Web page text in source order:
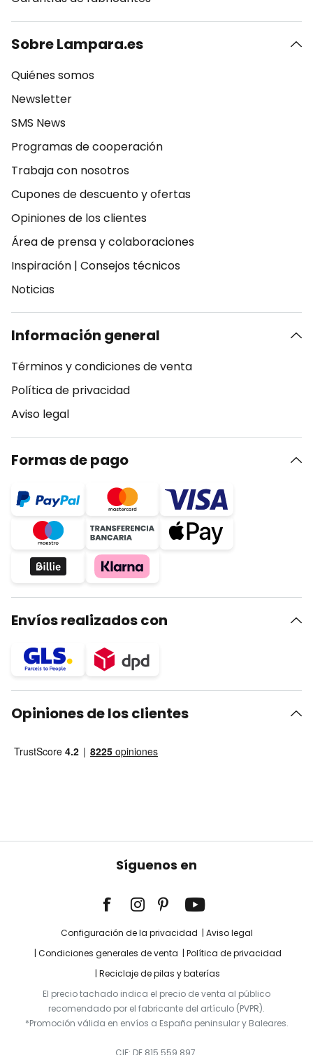
Sobre Lampara.es
Quiénes somos
Newsletter
SMS News
Programas de cooperación
Trabaja con nosotros
Cupones de descuento y ofertas
Opiniones de los clientes
Área de prensa y colaboraciones
Inspiración | Consejos técnicos
Noticias
Información general
Términos y condiciones de venta
Política de privacidad
Aviso legal
Formas de pago
Envíos realizados con
Opiniones de los clientes
Síguenos en
Configuración de la privacidad
Aviso legal
Condiciones generales de venta
Política de privacidad
Reciclaje de pilas y baterías
El precio tachado indica el precio de venta al público
recomendado por el fabricante del artículo (PVPR).
*Promoción válida en envíos a España peninsular y Baleares.
CIF: DE 815 559 897.